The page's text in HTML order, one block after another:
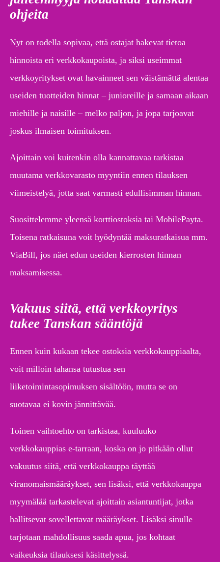
ohjeita
Nyt on todella sopivaa, että ostajat hakevat tietoa
hinnoista eri verkkokaupoista, ja siksi useimmat
verkkoyritykset ovat havainneet sen väistämättä alentaa
useiden tuotteiden hinnat – junioreille ja samaan aikaan
miehille ja naisille – melko paljon, ja jopa tarjoavat
joskus ilmaisen toimituksen.
Ajoittain voi kuitenkin olla kannattavaa tarkistaa
muutama verkkovarasto myyntiin ennen tilauksen
viimeistelyä, jotta saat varmasti edullisimman hinnan.
Suosittelemme yleensä korttiostoksia tai MobilePayta.
Toisena ratkaisuna voit hyödyntää maksuratkaisua mm.
ViaBill, jos näet edun useiden kierrosten hinnan
maksamisessa.
Vakuus siitä, että verkkoyritys
tukee Tanskan sääntöjä
Ennen kuin kukaan tekee ostoksia verkkokauppiaalta,
voit milloin tahansa tutustua sen
liiketoimintasopimuksen sisältöön, mutta se on
suotavaa ei kovin jännittävää.
Toinen vaihtoehto on tarkistaa, kuuluuko
verkkokauppias e-tarraan, koska on jo pitkään ollut
vakuutus siitä, että verkkokauppa täyttää
viranomaismääräykset, sen lisäksi, että verkkokauppa
myymälää tarkastelevat ajoittain asiantuntijat, jotka
hallitsevat sovellettavat määräykset. Lisäksi sinulle
tarjotaan mahdollisuus saada apua, jos kohtaat
vaikeuksia tilauksesi käsittelyssä.